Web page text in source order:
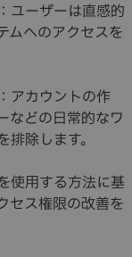
：ユーザーは直感的
ムへのアクセスを
：アカウントの作
などの日常的なワ
除します。
使用する方法に基
セス権限の改善を